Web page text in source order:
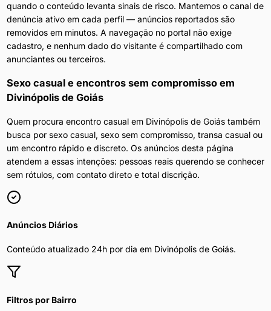
quando o conteúdo levanta sinais de risco. Mantemos o canal de
denúncia ativo em cada perfil — anúncios reportados são
removidos em minutos. A navegação no portal não exige
cadastro, e nenhum dado do visitante é compartilhado com
anunciantes ou terceiros.
Sexo casual e encontros sem compromissoem
Divinópolis de Goiás
Quem procura encontro casual em Divinópolis de Goiás também
busca por sexo casual, sexo sem compromisso, transa casual ou
um encontro rápido e discreto. Os anúncios desta página
atendem a essas intenções: pessoas reais querendo se conhecer
sem rótulos, com contato direto e total discrição.
Anúncios Diários
Conteúdo atualizado 24h por dia em Divinópolis de Goiás.
Filtros por Bairro